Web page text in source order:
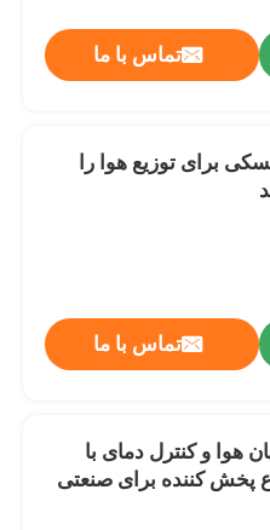
تماس با ما
برای توزیع هوا را
تماس با ما
هوا و کنترل دمای با
پخش کننده برای صنعتی